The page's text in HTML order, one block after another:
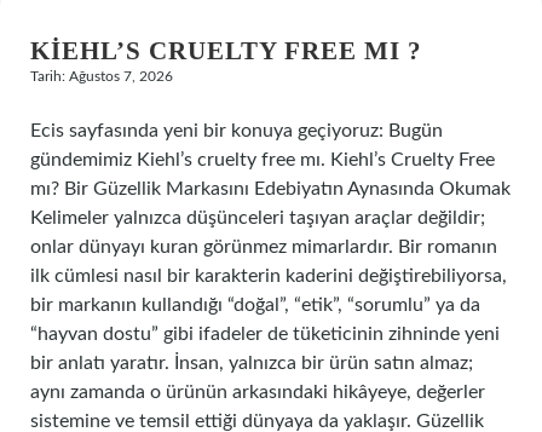
KIEHL’S CRUELTY FREE MI ?
Tarih: Ağustos 7, 2026
Ecis sayfasında yeni bir konuya geçiyoruz: Bugün
gündemimiz Kiehl’s cruelty free mı. Kiehl’s Cruelty Free
mı? Bir Güzellik Markasını Edebiyatın Aynasında Okumak
Kelimeler yalnızca düşünceleri taşıyan araçlar değildir;
onlar dünyayı kuran görünmez mimarlardır. Bir romanın
ilk cümlesi nasıl bir karakterin kaderini değiştirebiliyorsa,
bir markanın kullandığı “doğal”, “etik”, “sorumlu” ya da
“hayvan dostu” gibi ifadeler de tüketicinin zihninde yeni
bir anlatı yaratır. İnsan, yalnızca bir ürün satın almaz;
aynı zamanda o ürünün arkasındaki hikâyeye, değerler
sistemine ve temsil ettiği dünyaya da yaklaşır. Güzellik